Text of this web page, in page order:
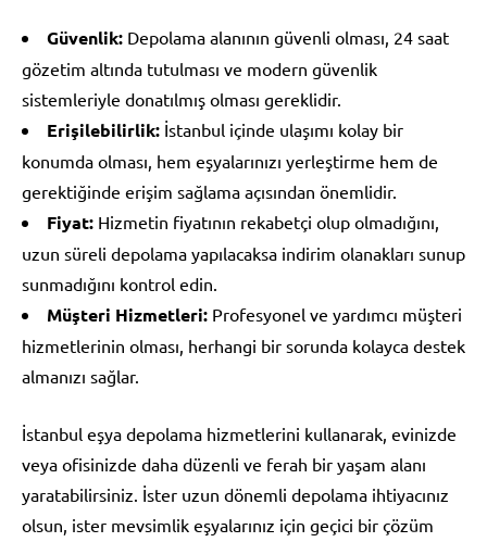
Güvenlik: Depolama alanının güvenli olması, 24 saat
gözetim altında tutulması ve modern güvenlik
sistemleriyle donatılmış olması gereklidir.
Erişilebilirlik: İstanbul içinde ulaşımı kolay bir
konumda olması, hem eşyalarınızı yerleştirme hem de
gerektiğinde erişim sağlama açısından önemlidir.
Fiyat: Hizmetin fiyatının rekabetçi olup olmadığını,
uzun süreli depolama yapılacaksa indirim olanakları sunup
sunmadığını kontrol edin.
Müşteri Hizmetleri: Profesyonel ve yardımcı müşteri
hizmetlerinin olması, herhangi bir sorunda kolayca destek
almanızı sağlar.
İstanbul eşya depolama hizmetlerini kullanarak, evinizde
veya ofisinizde daha düzenli ve ferah bir yaşam alanı
yaratabilirsiniz. İster uzun dönemli depolama ihtiyacınız
olsun, ister mevsimlik eşyalarınız için geçici bir çözüm